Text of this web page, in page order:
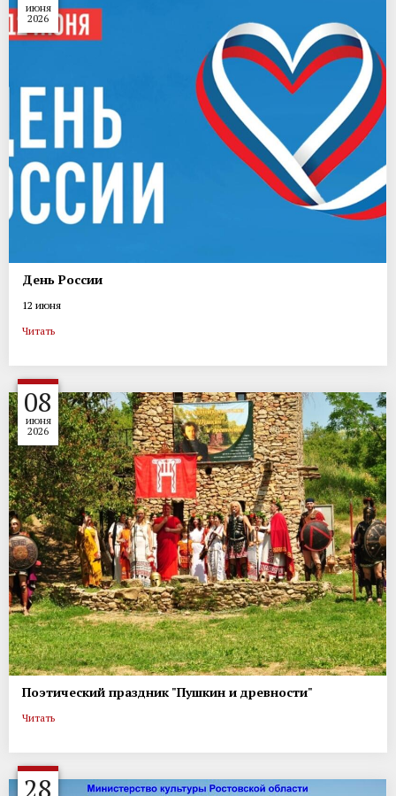
июня
2026
День России
12 июня
Читать
08
июня
2026
Поэтический праздник "Пушкин и древности"
Читать